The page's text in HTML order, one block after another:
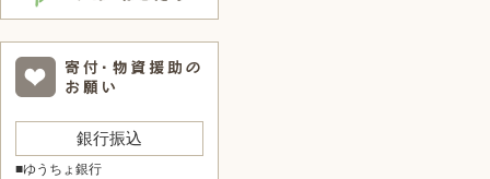
銀行振込
■ゆうちょ銀行